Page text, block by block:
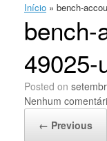
Início » bench-
bench-
49025-
Posted on
Nenhum
← Previous